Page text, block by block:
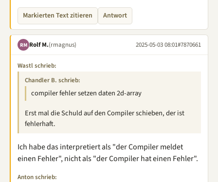
Markierten Text zitieren Antwort
RM Rolf M.(rmagnus) 2025-05-03 08:01#7870661
Wastl schrieb:
Chandler B. schrieb:
compiler fehler setzen daten 2d-array
Erst mal die Schuld auf den Compiler schieben, der ist
fehlerhaft.
Ich habe das interpretiert als "der Compiler meldet
einen Fehler", nicht als "der Compiler hat einen Fehler".
Anton schrieb: